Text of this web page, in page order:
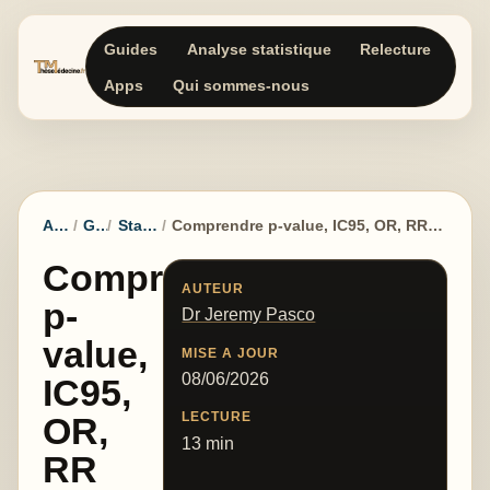
Guides Analyse statistique Relecture
Apps Qui sommes-nous
Accueil Guides Statistiques Comprendre p-value, IC95, OR, RR et HR dans une thèse de médecine
Comprendre
p-
value,
IC95,
OR,
RR
AUTEUR
Dr Jeremy Pasco
MISE A JOUR
08/06/2026
LECTURE
13 min